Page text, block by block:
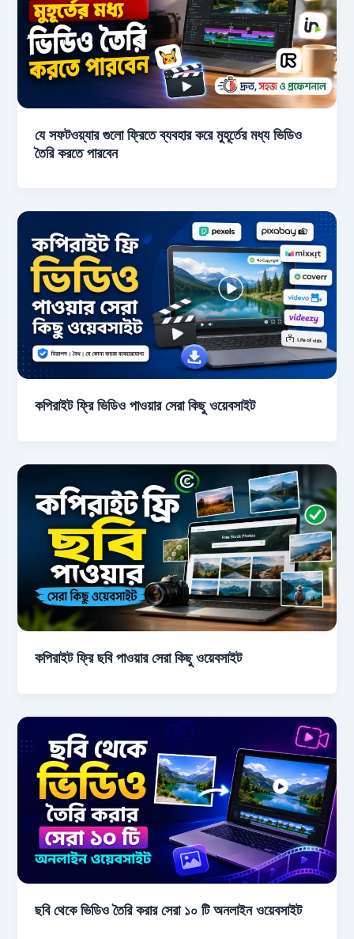
যে সফটওয়্যার গুলো ফ্রিতে ব্যবহার করে মুহূর্তের মধ্য ভিডিও
তৈরি করতে পারবেন
কপিরাইট ফ্রি ভিডিও পাওয়ার সেরা কিছু ওয়েবসাইট
কপিরাইট ফ্রি ছবি পাওয়ার সেরা কিছু ওয়েবসাইট
ছবি থেকে ভিডিও তৈরি করার সেরা ১০ টি অনলাইন ওয়েবসাইট